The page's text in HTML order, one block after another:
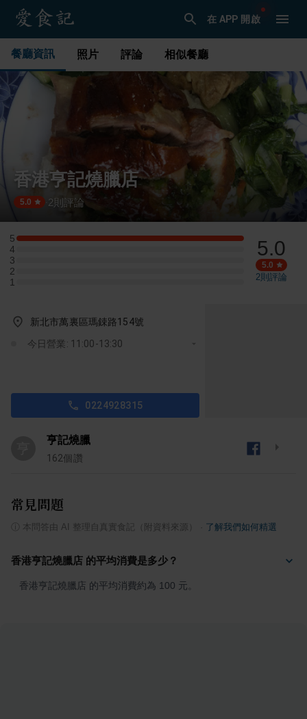
在 APP 開啟
餐廳資訊 照片 評論 相似餐廳
香港亨記燒臘店
5.0 2 則評論
5
5 星：1 則評論
4
4 星：0 則評論
3
3 星：0 則評論
2
2 星：0 則評論
1
1 星：0 則評論
5.0
5.0
2則評論
新北市萬裏區瑪鋉路154號
今日營業: 11:00-13:30
0224928315
亨記燒臘
162個讚
常見問題
本問答由 AI 整理自真實食記（附資料來源） 了解我們如何精選
香港亨記燒臘店 的平均消費是多少？
香港亨記燒臘店 的平均消費約為 100 元。